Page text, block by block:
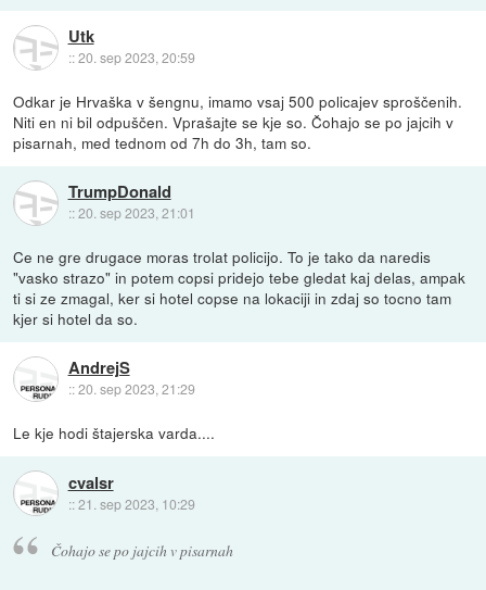
Utk
::20. sep 2023, 20:59
Odkar je Hrvaška v šengnu, imamo vsaj 500 policajev sproščenih.
Niti en ni bil odpuščen. Vprašajte se kje so. Čohajo se po jajcih v
pisarnah, med tednom od 7h do 3h, tam so.
TrumpDonald
::20. sep 2023, 21:01
Ce ne gre drugace moras trolat policijo. To je tako da naredis
"vasko strazo" in potem copsi pridejo tebe gledat kaj delas, ampak
ti si ze zmagal, ker si hotel copse na lokaciji in zdaj so tocno tam
kjer si hotel da so.
AndrejS
::20. sep 2023, 21:29
Le kje hodi štajerska varda....
cvalsr
::21. sep 2023, 10:29
Čohajo se po jajcih v pisarnah